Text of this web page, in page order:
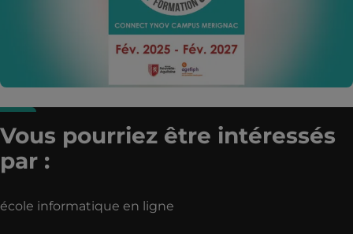
Vous pourriez être intéressés
par :
école informatique en ligne